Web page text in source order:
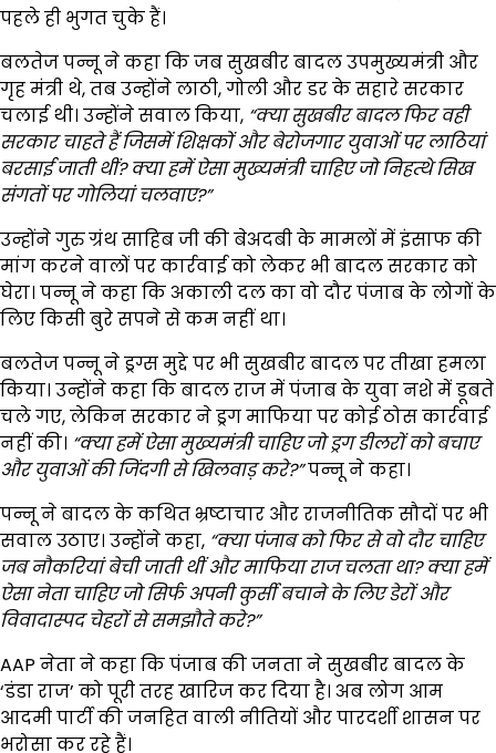
पहले ही भुगत चुके हैं।
बलतेज पन्नू ने कहा कि जब सुखबीर बादल उपमुख्यमंत्री और
गृह मंत्री थे, तब उन्होंने लाठी, गोली और डर के सहारे सरकार
चलाई थी। उन्होंने सवाल किया, “क्या सुखबीर बादल फिर वही
सरकार चाहते हैं जिसमें शिक्षकों और बेरोजगार युवाओं पर लाठियां
बरसाई जाती थीं?क्या हमें ऐसा मुख्यमंत्री चाहिए जो निहत्थे सिख
संगतों पर गोलियां चलवाए?”
उन्होंने गुरु ग्रंथ साहिब जी की बेअदबी के मामलों में इंसाफ की
मांग करने वालों पर कार्रवाई को लेकर भी बादल सरकार को
घेरा। पन्नू ने कहा कि अकाली दल का वो दौर पंजाब के लोगों के
लिए किसी बुरे सपने से कम नहीं था।
बलतेज पन्नू ने ड्रग्स मुद्दे पर भी सुखबीर बादल पर तीखा हमला
किया। उन्होंने कहा कि बादल राज में पंजाब के युवा नशे में डूबते
चले गए, लेकिन सरकार ने ड्रग माफिया पर कोई ठोस कार्रवाई
नहीं की। “क्या हमें ऐसा मुख्यमंत्री चाहिए जो ड्रग डीलरों को बचाए
और युवाओं की जिंदगी से खिलवाड़ करे?”पन्नू ने कहा।
पन्नू ने बादल के कथित भ्रष्टाचार और राजनीतिक सौदों पर भी
सवाल उठाए। उन्होंने कहा, “क्या पंजाब को फिर से वो दौर चाहिए
जब नौकरियां बेची जाती थीं और माफिया राज चलता था?क्या हमें
ऐसा नेता चाहिए जो सिर्फ अपनी कुर्सी बचाने के लिए डेरों और
विवादास्पद चेहरों से समझौते करे?”
AAP नेता ने कहा कि पंजाब की जनता ने सुखबीर बादल के
‘डंडा राज’ को पूरी तरह खारिज कर दिया है। अब लोग आम
आदमी पार्टी की जनहित वाली नीतियों और पारदर्शी शासन पर
भरोसा कर रहे हैं।